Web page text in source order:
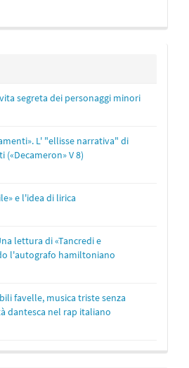
segreta dei personaggi minori
L' "ellisse narrativa" di
(«Decameron» V 8)
e l'idea di lirica
lettura di «Tancredi e
l'autografo hamiltoniano
favelle, musica triste senza
dantesca nel rap italiano